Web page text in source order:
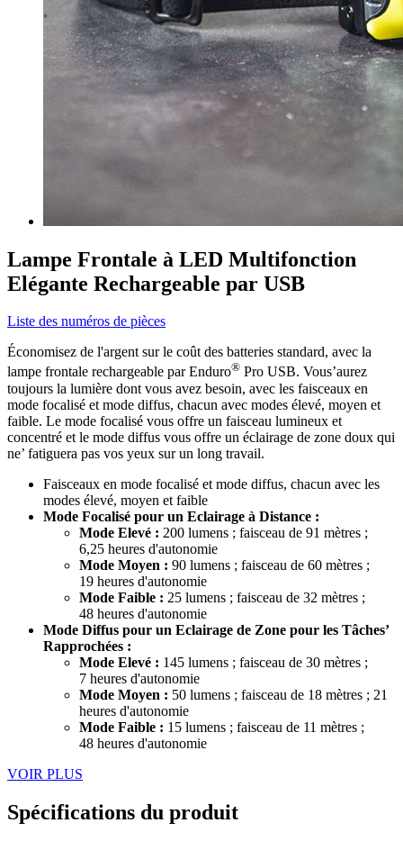
Lampe Frontale à LED Multifonction
Elégante Rechargeable par USB
Liste des numéros de pièces
Économisez de l'argent sur le coût des batteries standard, avec la
lampe frontale rechargeable par Enduro® Pro USB. Vous’aurez
toujours la lumière dont vous avez besoin, avec les faisceaux en
mode focalisé et mode diffus, chacun avec modes élevé, moyen et
faible. Le mode focalisé vous offre un faisceau lumineux et
concentré et le mode diffus vous offre un éclairage de zone doux qui
ne’ fatiguera pas vos yeux sur un long travail.
Faisceaux en mode focalisé et mode diffus, chacun avec les
modes élevé, moyen et faible
Mode Focalisé pour un Eclairage à Distance :
Mode Elevé : 200 lumens ; faisceau de 91 mètres ;
6,25 heures d'autonomie
Mode Moyen : 90 lumens ; faisceau de 60 mètres ;
19 heures d'autonomie
Mode Faible : 25 lumens ; faisceau de 32 mètres ;
48 heures d'autonomie
Mode Diffus pour un Eclairage de Zone pour les Tâches’
Rapprochées :
Mode Elevé : 145 lumens ; faisceau de 30 mètres ;
7 heures d'autonomie
Mode Moyen : 50 lumens ; faisceau de 18 mètres ; 21
heures d'autonomie
Mode Faible : 15 lumens ; faisceau de 11 mètres ;
48 heures d'autonomie
VOIR PLUS
Spécifications du produit